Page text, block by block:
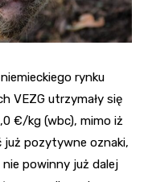
rynku
VEZG utrzymały się
€/kg (wbc), mimo iż
już pozytywne oznaki,
powinny już dalej